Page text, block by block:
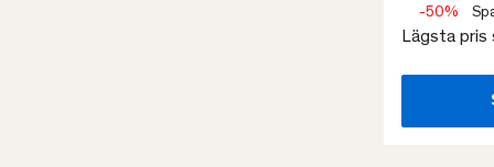
-50%
Lägsta pris